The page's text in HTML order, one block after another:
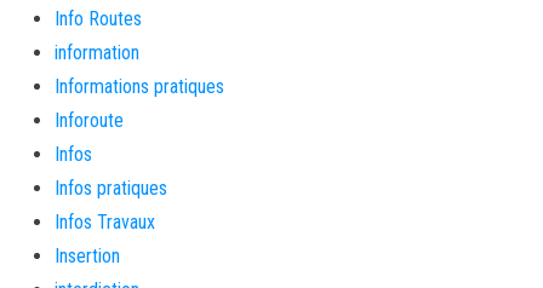
Info Routes
information
Informations pratiques
Inforoute
Infos
Infos pratiques
Infos Travaux
Insertion